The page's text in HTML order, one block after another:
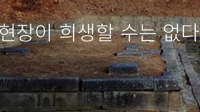
장이 희생할 수는 없다